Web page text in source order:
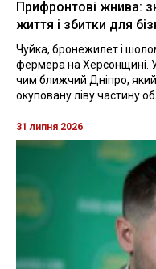
Прифронтові жнива:
життя і збитки для
Чуйка, бронежилет і
фермера на Херсонщині.
чим ближчий Дніпро, який
окуповану ліву частину
31 липня 2026